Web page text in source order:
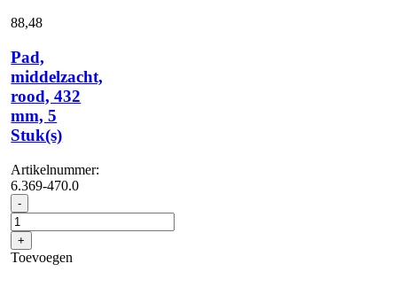
88,48
Pad,
middelzacht,
rood, 432
mm, 5
Stuk(s)
Artikelnummer:
6.369-470.0
- Pad,
middelzacht,
rood,
432
mm,
+
Toevoegen